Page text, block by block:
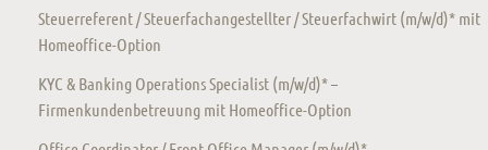
Steuerreferent / Steuerfachangestellter / Steuerfachwirt (m/w/d)* mit
Homeoffice-Option
KYC & Banking Operations Specialist (m/w/d)* –
Firmenkundenbetreuung mit Homeoffice-Option